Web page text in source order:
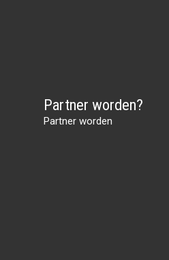
Partner worden?
Partner worden